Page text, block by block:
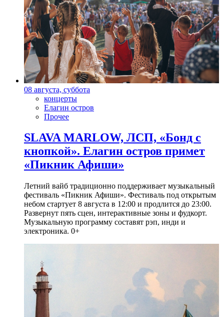
08 августа, суббота
концерты
Елагин остров
Прочее
SLAVA MARLOW, ЛСП, «Бонд с
кнопкой». Елагин остров примет
«Пикник Афиши»
Летний вайб традиционно поддерживает музыкальный
фестиваль «Пикник Афиши». Фестиваль под открытым
небом стартует 8 августа в 12:00 и продлится до 23:00.
Развернут пять сцен, интерактивные зоны и фудкорт.
Музыкальную программу составят рэп, инди и
электроника. 0+